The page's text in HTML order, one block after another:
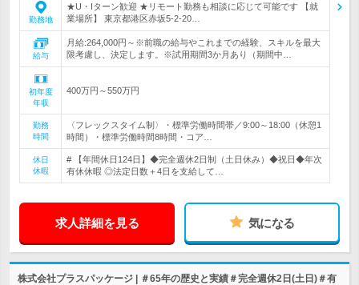
勤務地
★U・Iターン歓迎 ★リモート勤務も相談に応じて可能です 【就
業場所】 東京都港区赤坂5-2-20…
給与
月給:264,000円～※前職の給与やこれまでの経験、スキルを最大
限考慮し、決定します。※試用期間3か月あり（期間中…
初年度
年収
400万円～550万円
勤務
時間
〈フレックスタイム制〉・標準労働時間帯／9:00～18:00（休憩1
時間）・標準労働時間8時間・コア…
休日
休暇
# 【年間休日124日】◆完全週休2日制（土日休み）◆祝日◆年次
有休休暇 ◎法定日数＋4日を支給して…
求人詳細を見る 気になる
株式会社プラスパッケージ | ＃65年の歴史と実績＃完全週休2日(土日)＃有